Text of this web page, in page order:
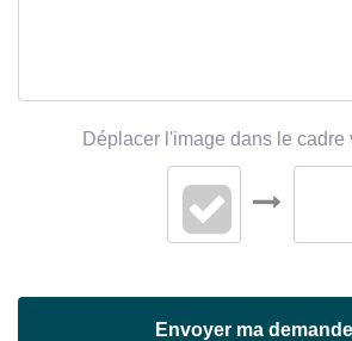
Déplacer l'image dans le cadre
Envoyer ma demande